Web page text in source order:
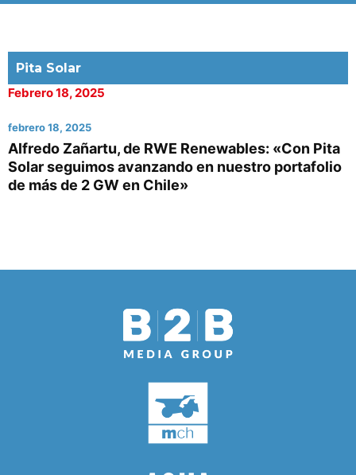
Pita Solar
Febrero 18, 2025
febrero 18, 2025
Alfredo Zañartu, de RWE Renewables: «Con Pita
Solar seguimos avanzando en nuestro portafolio
de más de 2 GW en Chile»